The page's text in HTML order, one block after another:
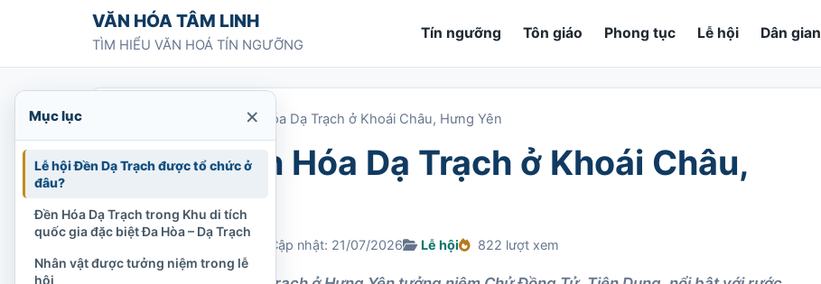
Chuyển tới nội dungVĂN HÓA TÂM LINH
TÌM HIỂU VĂN HOÁ TÍN NGƯỠNG
Tín ngưỡng Tôn giáo Phong tục Lễ hội Dân gian
Lễ hội Đền Hóa Dạ Trạch ở Khoái Châu, Hưng Yên
Lễ hội Đền Hóa Dạ Trạch ở Khoái Châu,
Hưng Yên
Cập nhật: 21/07/2026 Lễ hội 822 lượt xem
Mục lục ×
Lễ hội Đền Dạ Trạch được tổ chức ở
đâu?
Đền Hóa Dạ Trạch trong Khu di tích
quốc gia đặc biệt Đa Hòa – Dạ Trạch
Nhân vật được tưởng niệm trong lễ
hội